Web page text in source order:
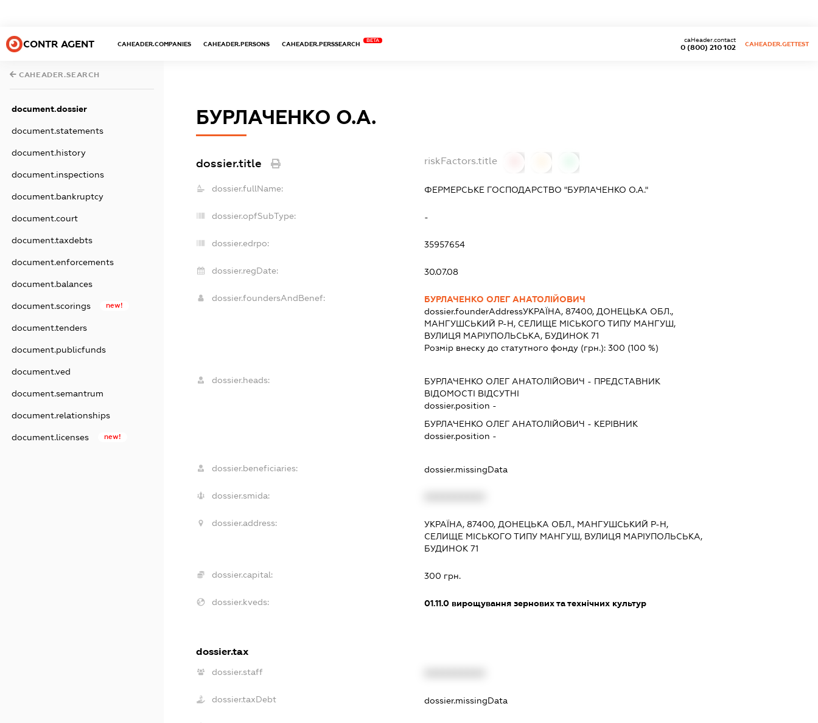
CONTR AGENT CAHEADER.COMPANIES CAHEADER.PERSONS CAHEADER.PERSSEARCH
BETA
0 (800) 210 102
caHeader.contact
CAHEADER.GETTEST
CAHEADER.SEARCH
document.dossier
document.statements
document.history
document.inspections
document.bankruptcy
document.court
document.taxdebts
document.enforcements
document.balances
document.scorings new!
document.tenders
document.publicfunds
document.ved
document.semantrum
document.relationships
document.licenses new!
БУРЛАЧЕНКО О.А.
dossier.title riskFactors.title
dossier.fullName: ФЕРМЕРСЬКЕ ГОСПОДАРСТВО "БУРЛАЧЕНКО О.А."
dossier.opfSubType: -
dossier.edrpo: 35957654
dossier.regDate: 30.07.08
dossier.foundersAndBenef:
БУРЛАЧЕНКО ОЛЕГ АНАТОЛІЙОВИЧ
dossier.founderAddressУКРАЇНА, 87400, ДОНЕЦЬКА ОБЛ.,
МАНГУШСЬКИЙ Р-Н, СЕЛИЩЕ МІСЬКОГО ТИПУ МАНГУШ,
ВУЛИЦЯ МАРІУПОЛЬСЬКА, БУДИНОК 71
Розмір внеску до статутного фонду (грн.):300 (100 %)
dossier.heads: БУРЛАЧЕНКО ОЛЕГ АНАТОЛІЙОВИЧ - ПРЕДСТАВНИК
ВІДОМОСТІ ВІДСУТНІ
dossier.position -
БУРЛАЧЕНКО ОЛЕГ АНАТОЛІЙОВИЧ - КЕРІВНИК
dossier.position -
dossier.beneficiaries: dossier.missingData
dossier.smida:
dossier.address:
УКРАЇНА, 87400, ДОНЕЦЬКА ОБЛ., МАНГУШСЬКИЙ Р-Н,
СЕЛИЩЕ МІСЬКОГО ТИПУ МАНГУШ, ВУЛИЦЯ МАРІУПОЛЬСЬКА,
БУДИНОК 71
dossier.capital: 300 грн.
dossier.kveds: 01.11.0 вирощування зернових та технічних культур
dossier.tax
dossier.staff
dossier.taxDebt dossier.missingData